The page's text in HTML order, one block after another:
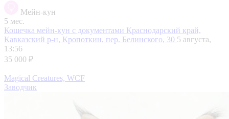
Мейн-кун
5 мес.
Кошечка мейн-кун с документами Краснодарский край,
Кавказский р-н, Кропоткин, пер. Белинского, 30 5 августа,
13:56
35 000 ₽
Magical Creatures, WCF
Заводчик